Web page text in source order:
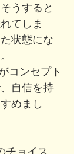
うすると
てしま
状態にな
コンセプト
自信を持
めまし
チョイス